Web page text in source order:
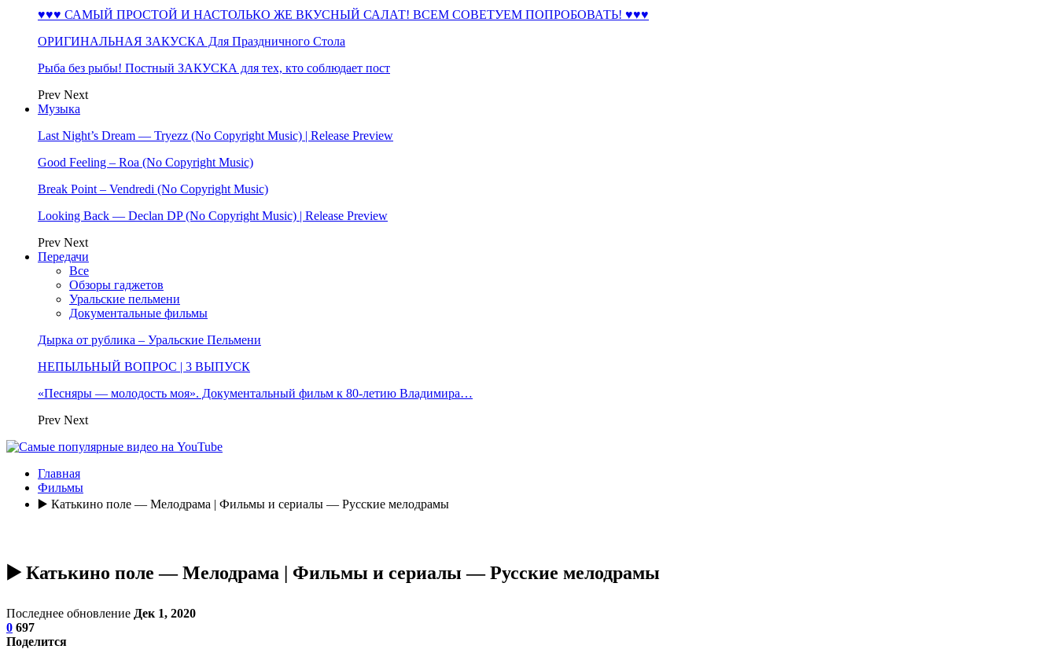
♥♥♥ САМЫЙ ПРОСТОЙ И НАСТОЛЬКО ЖЕ ВКУСНЫЙ САЛАТ! ВСЕМ СОВЕТУЕМ ПОПРОБОВАТЬ! ♥♥♥
ОРИГИНАЛЬНАЯ ЗАКУСКА Для Праздничного Стола
Рыба без рыбы! Постный ЗАКУСКА для тех, кто соблюдает пост
Prev Next
Музыка
Last Night’s Dream — Tryezz (No Copyright Music) | Release Preview
Good Feeling – Roa (No Copyright Music)
Break Point – Vendredi (No Copyright Music)
Looking Back — Declan DP (No Copyright Music) | Release Preview
Prev Next
Передачи
Все
Обзоры гаджетов
Уральские пельмени
Документальные фильмы
Дырка от рублика – Уральские Пельмени
НЕПЫЛЬНЫЙ ВОПРОС | 3 ВЫПУСК
«Песняры — молодость моя». Документальный фильм к 80-летию Владимира…
Prev Next
Главная
Фильмы
▶️ Катькино поле — Мелодрама | Фильмы и сериалы — Русские мелодрамы
▶️ Катькино поле — Мелодрама | Фильмы и сериалы — Русские мелодрамы
Последнее обновление Дек 1, 2020
0 697
Поделится